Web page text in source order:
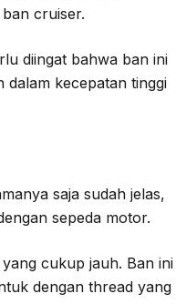
cruiser.
diingat bahwa ban ini
dalam kecepatan tinggi
saja sudah jelas,
sepeda motor.
cukup jauh. Ban ini
dengan thread yang